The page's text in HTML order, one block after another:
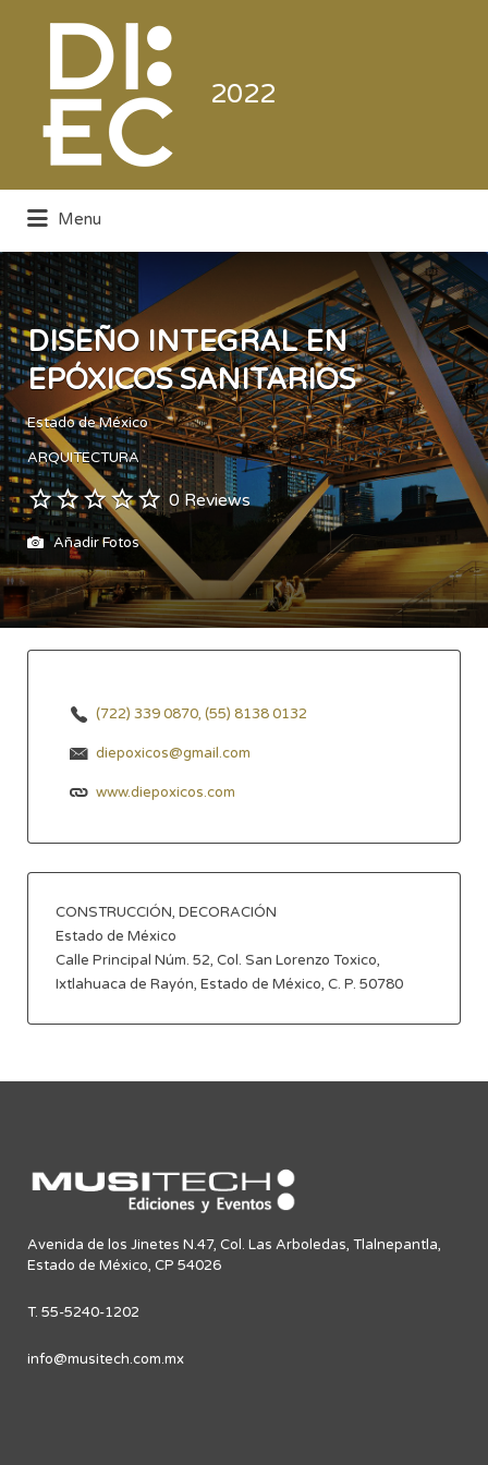
2022
Electrónica de Consumo y Comercial
Buscar
Menu
DISEÑO INTEGRAL EN
EPÓXICOS SANITARIOS
Estado de México
ARQUITECTURA
0 Reviews
Añadir Fotos
(722) 339 0870, (55) 8138 0132
diepoxicos@gmail.com
www.diepoxicos.com
CONSTRUCCIÓN, DECORACIÓN
Estado de México
Calle Principal Núm. 52, Col. San Lorenzo Toxico,
Ixtlahuaca de Rayón, Estado de México, C. P. 50780
Avenida de los Jinetes N.47, Col. Las Arboledas, Tlalnepantla,
Estado de México, CP 54026
T. 55-5240-1202
info@musitech.com.mx